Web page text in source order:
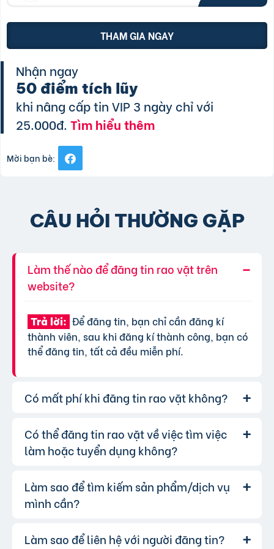
THAM GIA NGAY
Nhận ngay
50 điểm tích lũy
khi nâng cấp tin VIP 3 ngày chỉ với
25.000đ.Tìm hiểu thêm
Mời bạn bè:
CÂU HỎI THƯỜNG GẶP
Làm thế nào để đăng tin rao vặt trên
website?
Trả lời: Để đăng tin, bạn chỉ cần đăng kí
thành viên, sau khi đăng kí thành công, bạn có
thể đăng tin, tất cả đều miễn phí.
Có mất phí khi đăng tin rao vặt không?
Trả lời: Chúng tôi cung cấp gói đăng tin miễn
phí cơ bản cho tất cả người dùng. Tuy nhiên, để
thị, bạn có thể lựa chọn các gói dịch vụ nâng
cấp với chi phí hợp lý, xem thêmphí dịch vụ tin
VIP.
Có thể đăng tin rao vặt về việc tìm việc
làm hoặc tuyển dụng không?
Trả lời: Hoàn toàn có thể. Website của chúng
tôi hỗ trợ đăng tin tuyển dụng và tìm việc làm.
đủ thông tin.
Làm sao để tìm kiếm sản phẩm/dịch vụ
mình cần?
Trả lời: Bạn có thể sử dụng công cụ tìm kiếm
Làm sao để liên hệ với người đăng tin?